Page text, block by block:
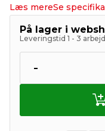
Læs mereSe
På lager i
Leveringstid 1 - 3
-